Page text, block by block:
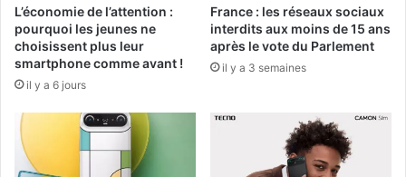
L’économie de l’attention :
pourquoi les jeunes ne
choisissent plus leur
smartphone comme avant !
il y a 6 jours
France : les réseaux sociaux
interdits aux moins de 15 ans
après le vote du Parlement
il y a 3 semaines